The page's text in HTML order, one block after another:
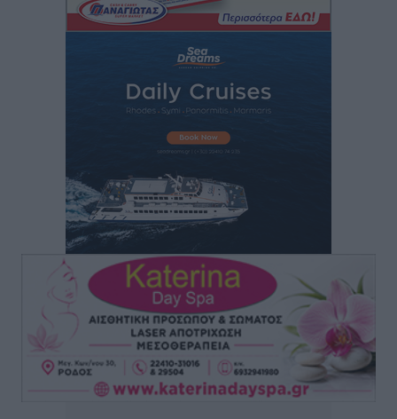
αλλεπάλληλες πυρκαγιές που ξεσπούν από μονάδες
ανακύκλωσης και ΧΥΤΑ και την επικίνδυνη έκθεση
σε καρκινογόνες τοξικές ουσίες
Αλέξανδρου Κολιάδη για την απώλεια του Θοδωρή
Τοπικές Ειδήσεις• πριν 54 λεπτά
Αναγέννηση Ασφενδιού: Με Ζαχαρία Ήλιο κάτω από
τα δοκάρια
Αθλητικά πριν 1 ώρα
Κατταβιά: Πρόεδρος ο Μανώλης Φραντζής, απέκτησε
τον νεαρό Καρακασιάν
Αθλητικά• πριν 1 ώρα